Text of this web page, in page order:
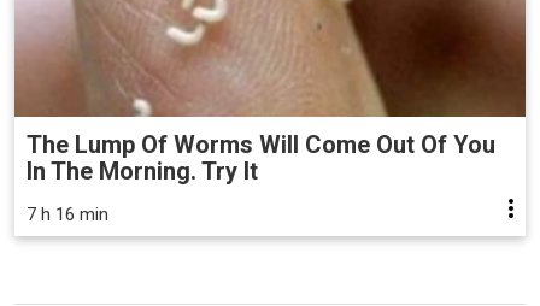
The Lump Of Worms Will Come Out Of You
In The Morning. Try It
7 h 16 min